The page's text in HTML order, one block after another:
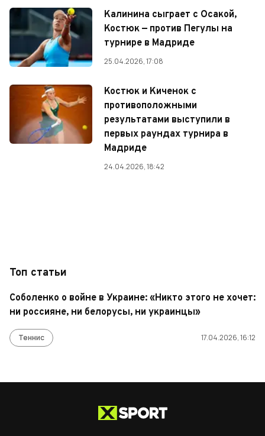
Калинина сыграет с Осакой,
Костюк — против Пегулы на
турнире в Мадриде
25.04.2026, 17:08
Костюк и Киченок с
противоположными
результатами выступили в
первых раундах турнира в
Мадриде
24.04.2026, 18:42
Топ статьи
Соболенко о войне в Украине: «Никто этого не хочет:
ни россияне, ни белорусы, ни украинцы»
Теннис 17.04.2026, 16:12